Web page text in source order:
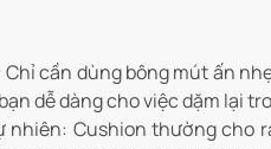
Chỉ cần dùng bông mút ấn
dễ dàng cho việc dặm lại
nhiên: Cushion thường cho